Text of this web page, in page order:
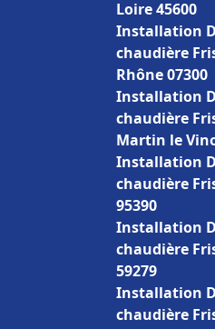
Loire 45600
Installation
chaudière
Rhône 07300
Installation
chaudière
Martin le
Installation
chaudière
95390
Installation
chaudière
59279
Installation
chaudière